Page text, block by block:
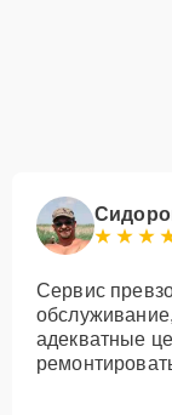
Сервис
адекватные